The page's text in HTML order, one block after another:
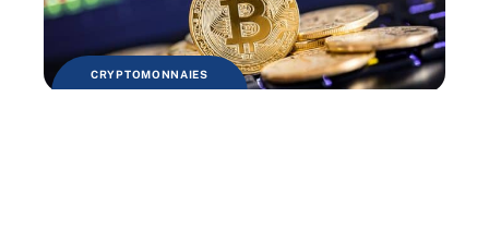
CRYPTOMONNAIES